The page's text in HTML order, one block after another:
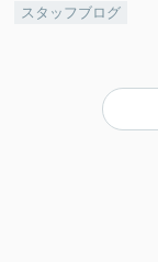
スタッフブログ